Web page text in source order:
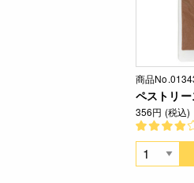
商品
ペストリ
356円 (税込)